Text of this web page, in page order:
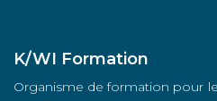
K/WI Formation
Organisme de formation pour